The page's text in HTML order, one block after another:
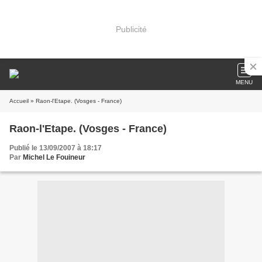
Publicité
MENU
Accueil » Raon-l'Etape. (Vosges - France)
Raon-l'Etape. (Vosges - France)
Publié le 13/09/2007 à 18:17
Par Michel Le Fouineur